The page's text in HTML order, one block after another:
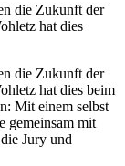
die Zukunft der
hat dies
die Zukunft der
hat dies beim
Mit einem selbst
gemeinsam mit
Jury und